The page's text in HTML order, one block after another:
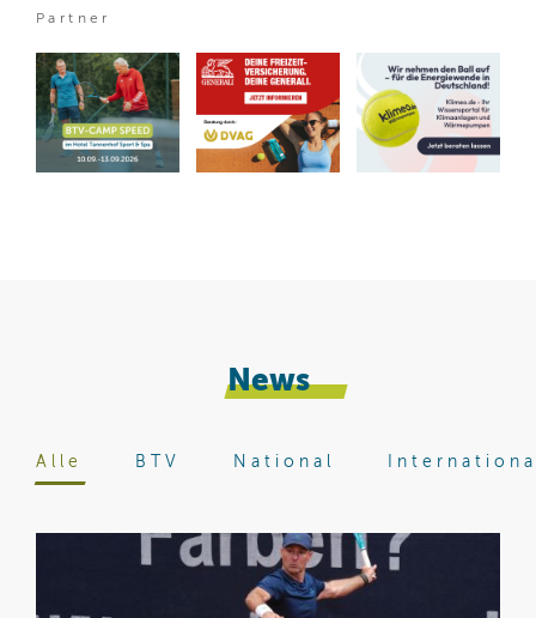
Partner
News
Alle BTV National